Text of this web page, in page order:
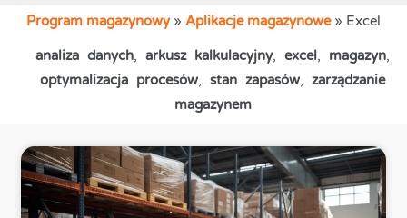
Program magazynowy» Aplikacje magazynowe» Excel
analiza danych, arkusz kalkulacyjny, excel, magazyn,
optymalizacja procesów, stan zapasów, zarządzanie
magazynem